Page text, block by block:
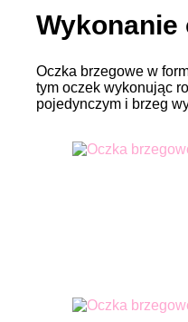
Wykonanie
Oczka brzegowe w
tym oczek wykonując
pojedynczym i brzeg